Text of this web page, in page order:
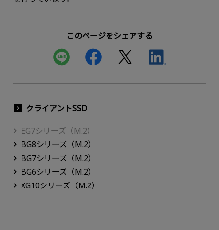
このページをシェアする
クライアントSSD
EG7シリーズ（M.2）
BG8シリーズ（M.2）
BG7シリーズ（M.2）
BG6シリーズ（M.2）
XG10シリーズ（M.2）